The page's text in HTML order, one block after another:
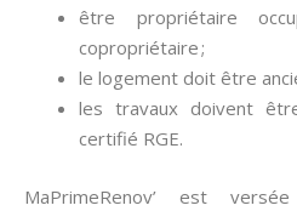
être propriétaire
copropriétaire ;
le logement doit être
les travaux doivent
certifié RGE.
MaPrimeRenov’ est